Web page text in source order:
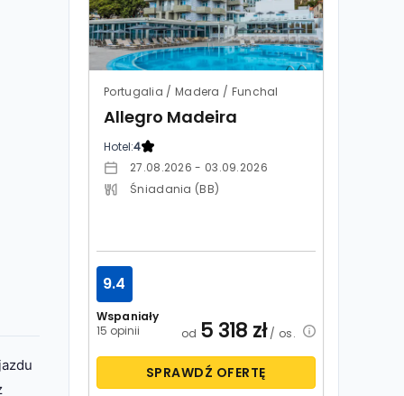
Portugalia / Madera / Funchal
Allegro Madeira
Hotel:4
27.08.2026 - 03.09.2026
Śniadania (BB)
Wspaniały
15 opinii
9.4
od 5 318 zł/ os.
SPRAWDŹ OFERTĘ